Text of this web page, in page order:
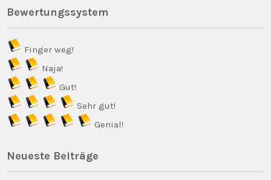
Bewertungssystem
Finger weg!
Naja!
Gut!
Sehr gut!
Genial!
Neueste Beiträge